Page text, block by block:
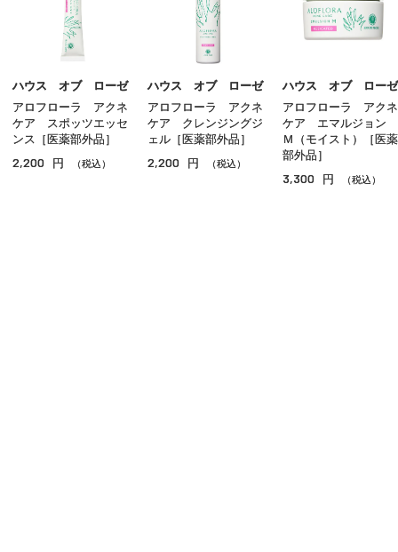
美容液
オイル
アイケア
ハウス オブ ローゼ
アロフローラ アクネ
ケア スポッツエッセ
ンス［医薬部外品］
2,200 円 （税込）
ハウス オブ ローゼ
アロフローラ アクネ
ケア クレンジングジ
ェル［医薬部外品］
2,200 円 （税込）
ハウス オブ ローゼ
アロフローラ アクネ
ケア エマルジョン
Ｍ（モイスト）［医薬
部外品］
3,300 円 （税込）